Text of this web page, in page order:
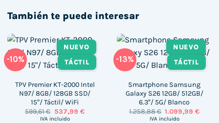
También te puede interesar
-10%
NUEVO
TÁCTIL
TPV Premier KT-2000 Intel
N97/ 8GB/ 128GB SSD/
15″/ Táctil/ WiFi
599,61€ El
precio
537,99 €El
IVA incluido
-13%
NUEVO
TÁCTIL
Smartphone Samsung
Galaxy S26 12GB/ 512GB/
6.3″/ 5G/ Blanco
1.258,88€ El
precio
1.099,99€El
IVA incluido